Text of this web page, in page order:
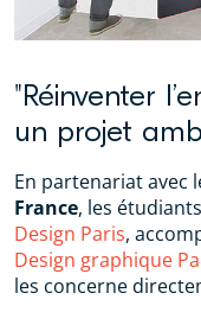
"Réinventer
un projet
En partenariat avec
France, les
Design Paris,
Design graphique
les concerne